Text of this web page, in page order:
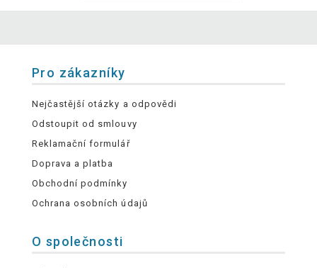
Pro zákazníky
Nejčastější otázky a odpovědi
Odstoupit od smlouvy
Reklamační formulář
Doprava a platba
Obchodní podmínky
Ochrana osobních údajů
O společnosti